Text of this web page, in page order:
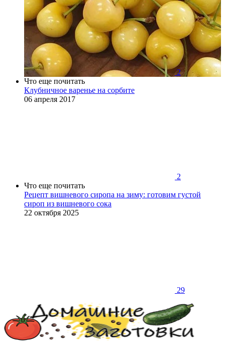
2
Что еще почитать
Клубничное варенье на сорбите
06 апреля 2017
2
Что еще почитать
Рецепт вишневого сиропа на зиму: готовим густой
сироп из вишневого сока
22 октября 2025
29